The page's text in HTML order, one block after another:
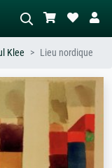
Recherche d'images IA
scène – ex. prairie verte,
avec beaucoup de rouge,
nu debout près d'un
arbre.
Klee Lieu nordique